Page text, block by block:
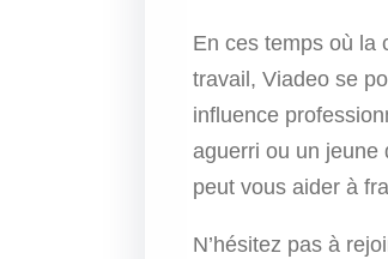
En ces temps où la
travail, Viadeo se
influence
aguerri ou un jeune
peut vous aider à
N’hésitez pas à